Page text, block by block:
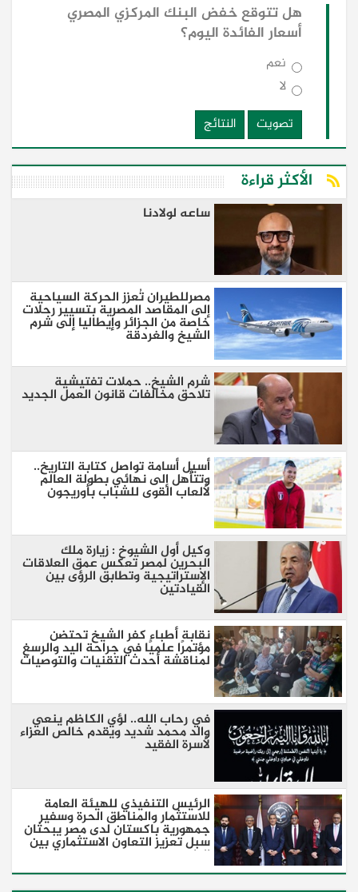
هل تتوقع خفض البنك المركزي المصري
أسعار الفائدة اليوم؟
نعم
لا
تصويت
النتائج
الأكثر قراءة
ساعه لولادنا
مصرللطيران تُعزز الحركة السياحية
إلى المقاصد المصرية بتسيير رحلات
خاصة من الجزائر وإيطاليا إلى شرم
الشيخ والغردقة
شرم الشيخ.. حملات تفتيشية
تلاحق مخالفات قانون العمل الجديد
أسيل أسامة تواصل كتابة التاريخ..
وتتأهل إلى نهائي بطولة العالم
لألعاب القوى للشباب بأوريجون
وكيل أول الشيوخ : زيارة ملك
البحرين لمصر تعكس عمق العلاقات
الإستراتيجية وتطابق الرؤى بين
القيادتين
نقابة أطباء كفر الشيخ تحتضن
مؤتمرًا علميًا في جراحة اليد والرسغ
لمناقشة أحدث التقنيات والتوصيات
في رحاب الله.. لؤي الكاظم ينعي
والد محمد شديد ويقدم خالص العزاء
لأسرة الفقيد
الرئيس التنفيذي للهيئة العامة
للاستثمار والمناطق الحرة وسفير
جمهورية باكستان لدى مصر يبحثان
سبل تعزيز التعاون الاستثماري بين
البلدين